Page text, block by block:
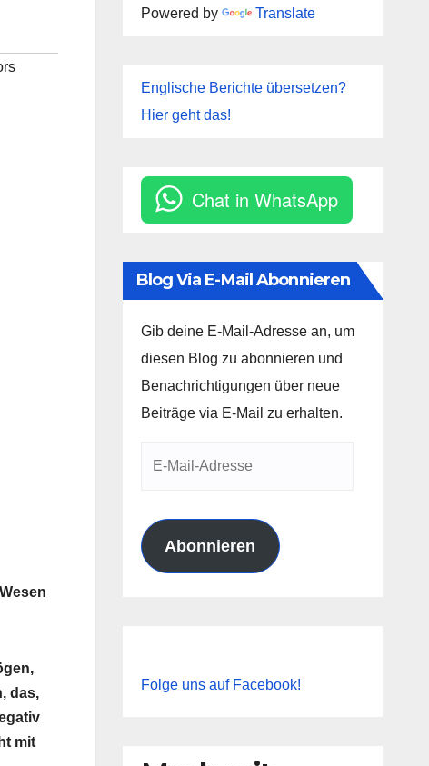
das,
mit
Powered by Translate
Englische Berichte übersetzen?
Hier geht das!
Chat in WhatsApp
Blog Via E-Mail Abonnieren
Gib deine E-Mail-Adresse an, um
diesen Blog zu abonnieren und
Benachrichtigungen über neue
Beiträge via E-Mail zu erhalten.
Abonnieren
Folge uns auf Facebook!